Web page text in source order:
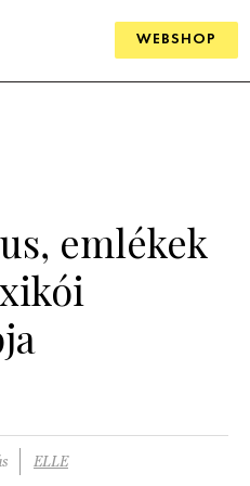
WEBSHOP
emlékek
ELLE